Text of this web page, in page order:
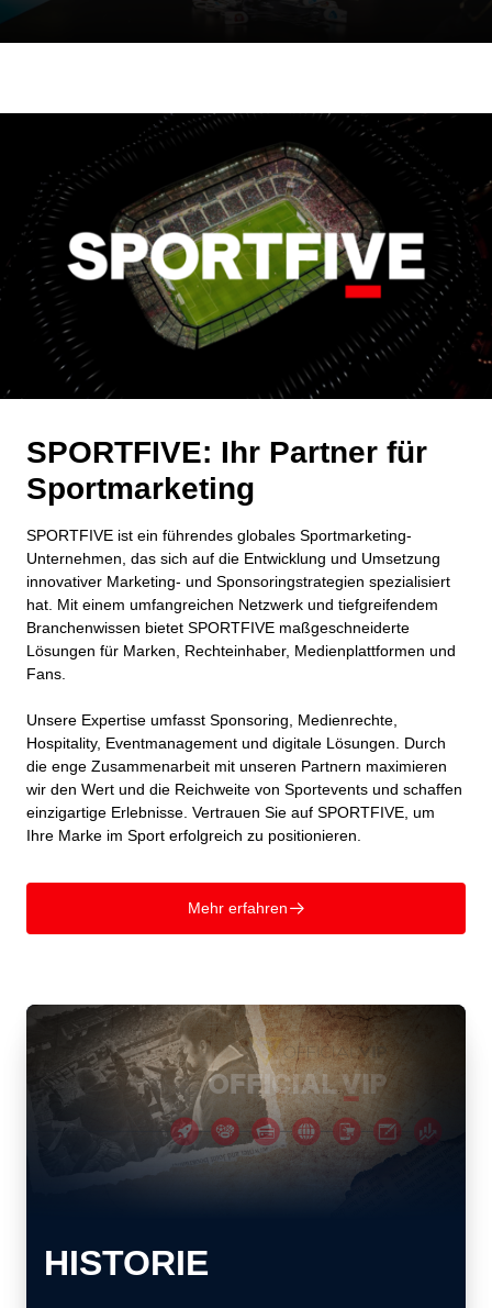
SPORTFIVE: Ihr Partner für
Sportmarketing
SPORTFIVE ist ein führendes globales Sportmarketing-
Unternehmen, das sich auf die Entwicklung und Umsetzung
innovativer Marketing- und Sponsoringstrategien spezialisiert
hat. Mit einem umfangreichen Netzwerk und tiefgreifendem
Branchenwissen bietet SPORTFIVE maßgeschneiderte
Lösungen für Marken, Rechteinhaber, Medienplattformen und
Fans.
Unsere Expertise umfasst Sponsoring, Medienrechte,
Hospitality, Eventmanagement und digitale Lösungen. Durch
die enge Zusammenarbeit mit unseren Partnern maximieren
wir den Wert und die Reichweite von Sportevents und schaffen
einzigartige Erlebnisse. Vertrauen Sie auf SPORTFIVE, um
Ihre Marke im Sport erfolgreich zu positionieren.
Mehr erfahren􀄫
HISTORIE